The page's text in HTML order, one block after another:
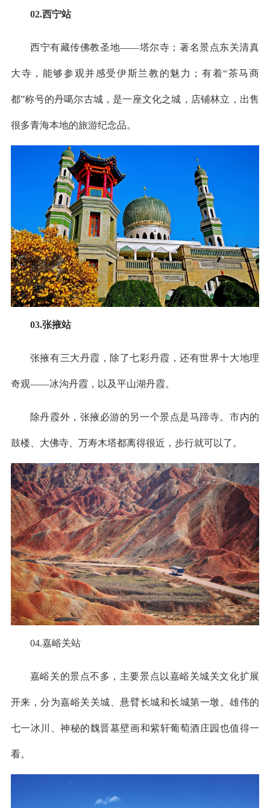
02.西宁站
西宁有藏传佛教圣地——塔尔寺；著名景点东关清真
大寺，能够参观并感受伊斯兰教的魅力；有着“茶马商
都”称号的丹噶尔古城，是一座文化之城，店铺林立，出售
很多青海本地的旅游纪念品。
03.张掖站
张掖有三大丹霞，除了七彩丹霞，还有世界十大地理
奇观——冰沟丹霞，以及平山湖丹霞。
除丹霞外，张掖必游的另一个景点是马蹄寺。市内的
鼓楼、大佛寺、万寿木塔都离得很近，步行就可以了。
04.嘉峪关站
嘉峪关的景点不多，主要景点以嘉峪关城关文化扩展
开来，分为嘉峪关关城、悬臂长城和长城第一墩。雄伟的
七一冰川、神秘的魏晋墓壁画和紫轩葡萄酒庄园也值得一
看。